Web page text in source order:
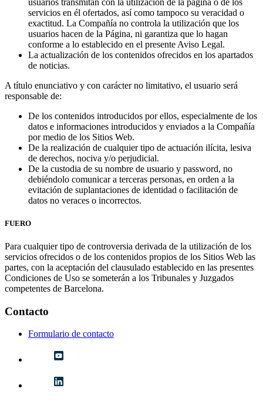
servicios en él ofertados, así como tampoco su veracidad o
exactitud. La Compañía no controla la utilización que los
usuarios hacen de la Página, ni garantiza que lo hagan
conforme a lo establecido en el presente Aviso Legal.
La actualización de los contenidos ofrecidos en los apartados
de noticias.
A título enunciativo y con carácter no limitativo, el usuario será
responsable de:
De los contenidos introducidos por ellos, especialmente de los
datos e informaciones introducidos y enviados a la Compañía
por medio de los Sitios Web.
De la realización de cualquier tipo de actuación ilícita, lesiva
de derechos, nociva y/o perjudicial.
De la custodia de su nombre de usuario y password, no
debiéndolo comunicar a terceras personas, en orden a la
evitación de suplantaciones de identidad o facilitación de
datos no veraces o incorrectos.
FUERO
Para cualquier tipo de controversia derivada de la utilización de los
servicios ofrecidos o de los contenidos propios de los Sitios Web las
partes, con la aceptación del clausulado establecido en las presentes
Condiciones de Uso se someterán a los Tribunales y Juzgados
competentes de Barcelona.
Contacto
Formulario de contacto